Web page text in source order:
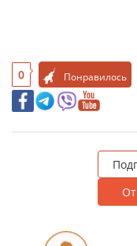
0 Понравилось